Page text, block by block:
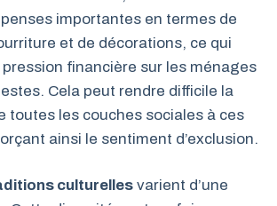
importantes en termes de
et de décorations, ce qui
financière sur les ménages
Cela peut rendre difficile la
toutes les couches sociales à ces
ainsi le sentiment d’exclusion.
culturelles varient d’une